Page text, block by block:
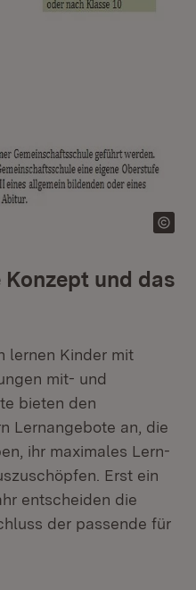
und das
lernen Kinder mit
mit- und
bieten den
Lernangebote an, die
ihr maximales Lern-
Erst ein
entscheiden die
der passende für